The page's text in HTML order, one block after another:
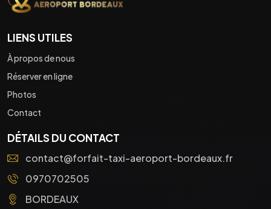
LIENS UTILES
À propos de nous
Réserver en ligne
Photos
Contact
DÉTAILS DU CONTACT
contact@forfait-taxi-aeroport-bordeaux.fr
0970702505
BORDEAUX